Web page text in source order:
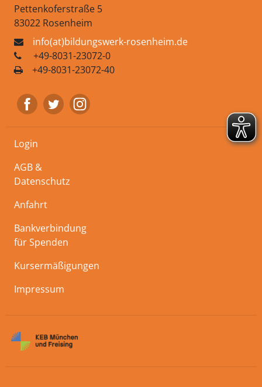
Pettenkoferstraße 5
83022 Rosenheim
info(at)bildungswerk-rosenheim.de
+49-8031-23072-0
+49-8031-23072-40
Login
AGB &
Datenschutz
Anfahrt
Bankverbindung
für Spenden
Kursermäßigungen
Impressum